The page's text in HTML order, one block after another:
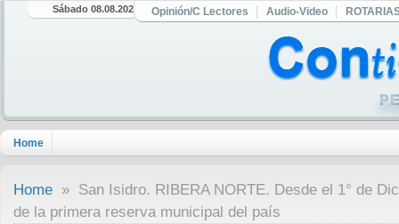
Sábado 08.08.2026 Opinión/C Lectores Audio-Video
Home
Home » San Isidro. RIBERA NORTE. Desde el 1° de
de la primera reserva municipal del país